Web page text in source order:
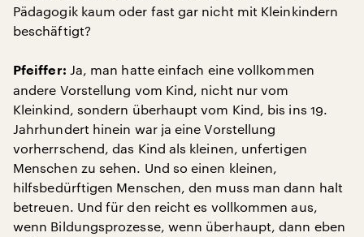
Pädagogik kaum oder fast gar nicht mit Kleinkindern
beschäftigt?
Pfeiffer: Ja, man hatte einfach eine vollkommen
andere Vorstellung vom Kind, nicht nur vom
Kleinkind, sondern überhaupt vom Kind, bis ins 19.
Jahrhundert hinein war ja eine Vorstellung
vorherrschend, das Kind als kleinen, unfertigen
Menschen zu sehen. Und so einen kleinen,
hilfsbedürftigen Menschen, den muss man dann halt
betreuen. Und für den reicht es vollkommen aus,
wenn Bildungsprozesse, wenn überhaupt, dann eben